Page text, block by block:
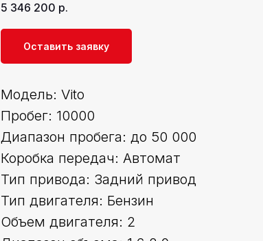
5 346 200 р.
Оставить заявку
Модель: Vito
Пробег: 10000
Диапазон пробега: до 50 000
Коробка передач: Автомат
Тип привода: Задний привод
Тип двигателя: Бензин
Объем двигателя: 2